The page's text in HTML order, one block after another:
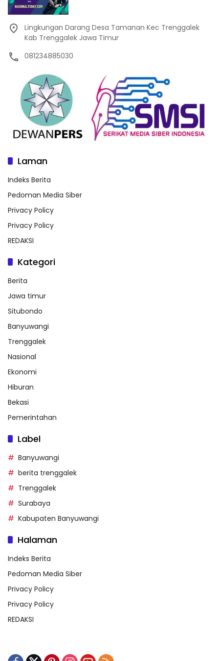
Lingkungan Darang Desa Tamanan Kec Trenggalek
Kab Trenggalek Jawa Timur
081234885030
Laman
Indeks Berita
Pedoman Media Siber
Privacy Policy
Privacy Policy
REDAKSI
Kategori
Berita
Jawa timur
Situbondo
Banyuwangi
Trenggalek
Nasional
Ekonomi
Hiburan
Bekasi
Pemerintahan
Label
Banyuwangi
berita trenggalek
Trenggalek
Surabaya
Kabupaten Banyuwangi
Halaman
Indeks Berita
Pedoman Media Siber
Privacy Policy
Privacy Policy
REDAKSI